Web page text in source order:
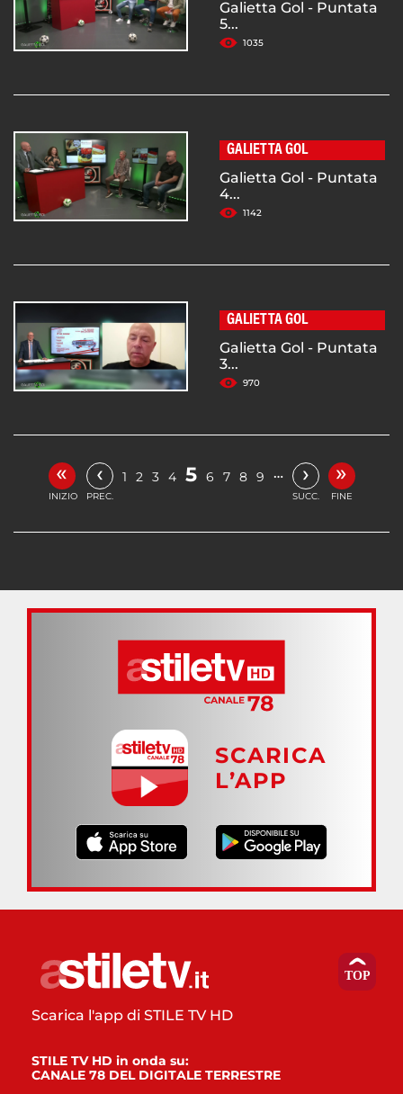
Galietta Gol - Puntata
5...
1035
GALIETTA GOL
Galietta Gol - Puntata
4...
1142
GALIETTA GOL
Galietta Gol - Puntata
3...
970
«
INIZIO
‹
PREC.
1 2 3 4 5 6 7 8 9 … ›
SUCC.
»
FINE
SCARICA
L’APP
Scarica l'app di STILE TV HD
STILE TV HD in onda su:
CANALE 78 DEL DIGITALE TERRESTRE